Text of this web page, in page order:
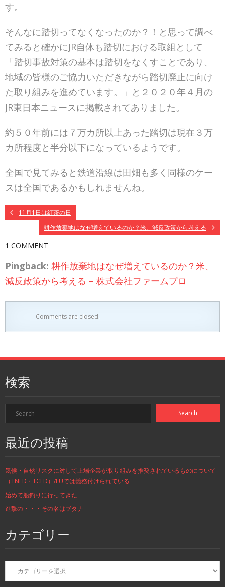
す。
そんなに踏切ってなくなったのか？！と思って調べ
てみると確かにJR自体も踏切における取組として
「踏切事故対策の基本は踏切をなくすことであり、
地域の皆様のご協力いただきながら踏切廃止に向け
た取り組みを進めています。」と２０２０年４月の
JR東日本ニュースに掲載されてありました。
約５０年前には７万カ所以上あった踏切は現在３万
カ所程度と半分以下になっているようです。
全国で見てみると鉄道沿線は田畑も多く同様のケー
スは全国であるかもしれませんね。
11月1日は紅茶の日
耕作放棄地はなぜ増えているのか？米、減反政策から考える
1 COMMENT
Pingback: 耕作放棄地はなぜ増えているのか？米、
減反政策から考える – 株式会社ファームプロ
Comments are closed.
検索
最近の投稿
気候・自然リスクに対して上場企業が取り組みを推奨されているものについて
（TNFD・TCFD）/EUでは義務付けられている
始めて船釣りに行ってきた
進撃の・・・その名はブタナ
カテゴリー
カ
ゴ